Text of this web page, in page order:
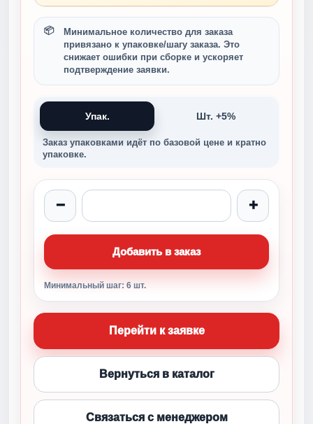
Минимальное количество для заказа
привязано к упаковке/шагу заказа. Это
снижает ошибки при сборке и ускоряет
подтверждение заявки.
Упак. Шт. +5%
Заказ упаковками идёт по базовой цене и кратно
упаковке.
− +
Добавить в заказ
Минимальный шаг: 6 шт.
Перейти к заявке
Вернуться в каталог
Связаться с менеджером